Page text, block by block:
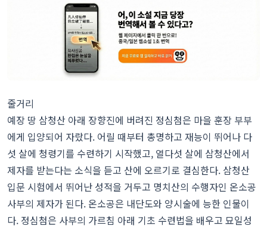
줄거리
예장 땅 삼청산 아래 장향진에 버려진 정심첨은 마을 훈장 부부
에게 입양되어 자랐다. 어릴 때부터 총명하고 재능이 뛰어나 다
섯 살에 청령기를 수련하기 시작했고, 열다섯 살에 삼청산에서
제자를 받는다는 소식을 듣고 산에 오르기로 결심한다. 삼청산
입문 시험에서 뛰어난 성적을 거두고 명치산의 수행자인 온소공
사부의 제자가 된다. 온소공은 내단도와 양시술에 능한 인물이
다. 정심첨은 사부의 가르침 아래 기초 수련법을 배우고 묘일성